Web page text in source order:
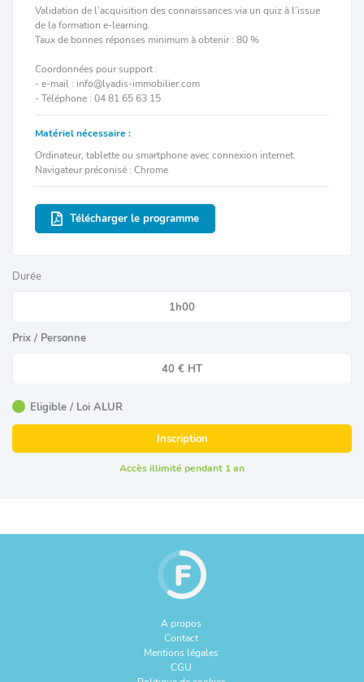
Validation de l’acquisition des connaissances via un quiz à l’issue
de la formation e-learning.
Taux de bonnes réponses minimum à obtenir : 80 %
Coordonnées pour support :
- e-mail : info@lyadis-immobilier.com
- Téléphone : 04 81 65 63 15
Matériel nécessaire :
Ordinateur, tablette ou smartphone avec connexion internet.
Navigateur préconisé : Chrome.
Télécharger le programme
Durée
1h00
Prix / Personne
40 € HT
Eligible / Loi ALUR
Inscription
Accès illimité pendant 1 an
A propos
Contact
Mentions légales
CGU